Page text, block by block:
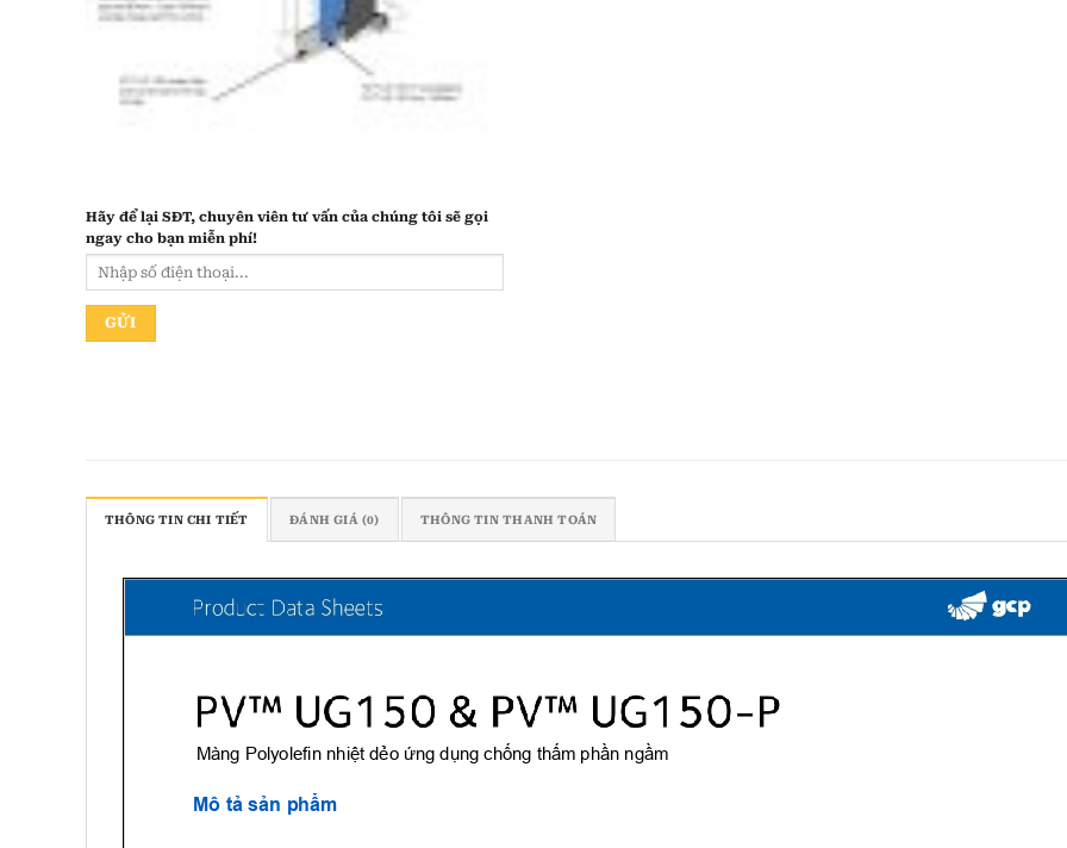
Hãy để lại SĐT, chuyên viên tư vấn của chúng tôi sẽ gọi
ngay cho bạn miễn phí!
THÔNG TIN CHI TIẾT ĐÁNH GIÁ (0) THÔNG TIN THANH TOÁN